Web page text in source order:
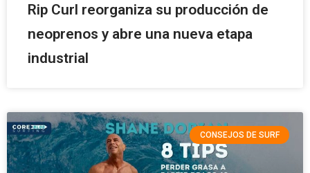
Rip Curl reorganiza su producción de
neoprenos y abre una nueva etapa
industrial
CONSEJOS DE SURF